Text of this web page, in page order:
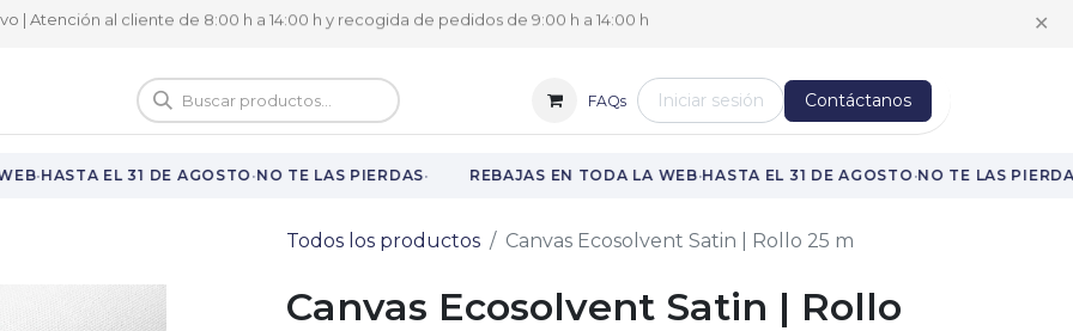
| Atención al cliente de 8:00 h a 14:00 h y recogida de pedidos de 9:00 h a 14:00 h ✕
Vuelta al cole FAQs Iniciar sesión Contáctanos
·HASTA EL 31 DE AGOSTO·NO TE LAS PIERDAS· REBAJAS EN TODA LA WEB·HASTA EL 31 DE AGOSTO·NO TE LAS PIERDAS
Todos los productos Canvas Ecosolvent Satin | Rollo 25 m
Canvas Ecosolvent Satin | Rollo